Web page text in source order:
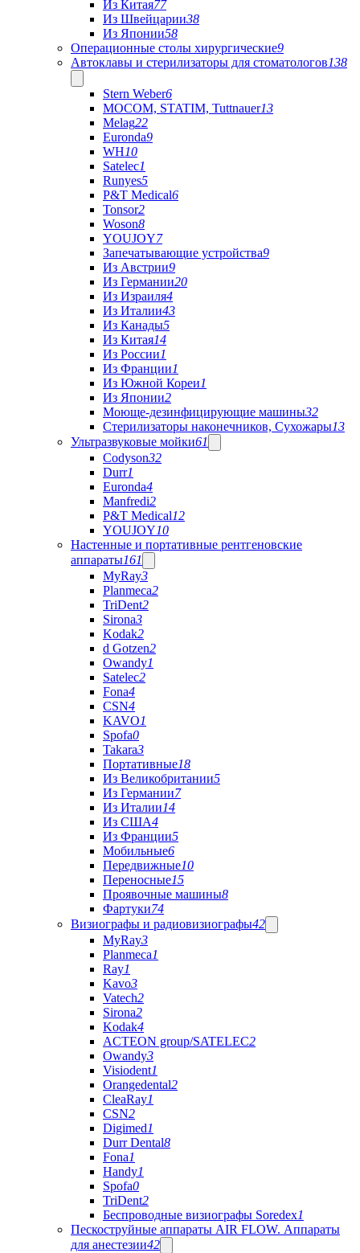
Из Китая77
Из Швейцарии38
Из Японии58
Операционные столы хирургические9
Автоклавы и стерилизаторы для стоматологов138
Stern Weber6
MOCOM, STATIM, Tuttnauer13
Melag22
Euronda9
WH10
Satelec1
Runyes5
P&T Medical6
Tonsor2
Woson8
YOUJOY7
Запечатывающие устройства9
Из Австрии9
Из Германии20
Из Израиля4
Из Италии43
Из Канады5
Из Китая14
Из России1
Из Франции1
Из Южной Кореи1
Из Японии2
Моюще-дезинфицирующие машины32
Стерилизаторы наконечников, Сухожары13
Ультразвуковые мойки61
Codyson32
Durr1
Euronda4
Manfredi2
P&T Medical12
YOUJOY10
Настенные и портативные рентгеновские
аппараты161
MyRay3
Planmeca2
TriDent2
Sirona3
Kodak2
d Gotzen2
Owandy1
Satelec2
Fona4
CSN4
KAVO1
Spofa0
Takara3
Портативные18
Из Великобритании5
Из Германии7
Из Италии14
Из США4
Из Франции5
Мобильные6
Передвижные10
Переносные15
Проявочные машины8
Фартуки74
Визиографы и радиовизиографы42
MyRay3
Planmeca1
Ray1
Kavo3
Vatech2
Sirona2
Kodak4
ACTEON group/SATELEC2
Owandy3
Visiodent1
Orangedental2
CleaRay1
CSN2
Digimed1
Durr Dental8
Fona1
Handy1
Spofa0
TriDent2
Беспроводные визиографы Soredex1
Пескоструйные аппараты AIR FLOW. Аппараты
для анестезии42